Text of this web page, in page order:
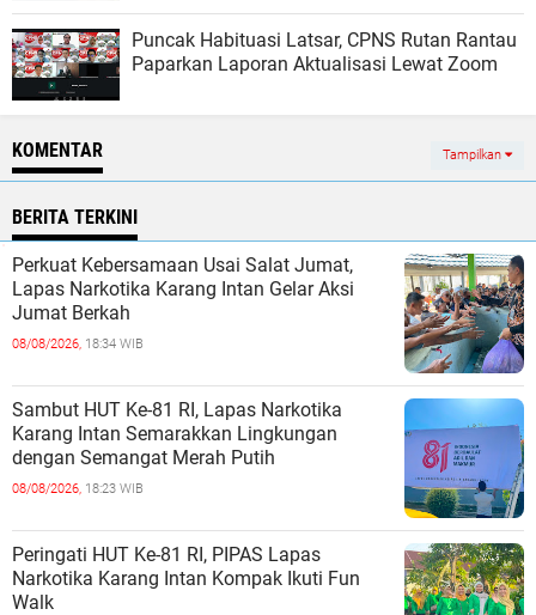
Puncak Habituasi Latsar, CPNS Rutan Rantau
Paparkan Laporan Aktualisasi Lewat Zoom
KOMENTAR Tampilkan
BERITA TERKINI
Perkuat Kebersamaan Usai Salat Jumat,
Lapas Narkotika Karang Intan Gelar Aksi
Jumat Berkah
08/08/2026, 18:34 WIB
Sambut HUT Ke-81 RI, Lapas Narkotika
Karang Intan Semarakkan Lingkungan
dengan Semangat Merah Putih
08/08/2026, 18:23 WIB
Peringati HUT Ke-81 RI, PIPAS Lapas
Narkotika Karang Intan Kompak Ikuti Fun
Walk